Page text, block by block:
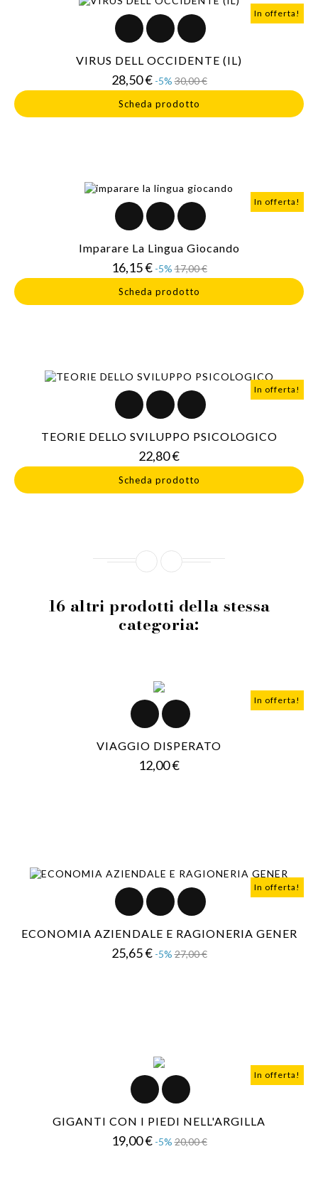
In offerta!
VIRUS DELL OCCIDENTE (IL)
28,50 € Prezzo
base
-5% 30,00 €Prezzo
Scheda prodotto
In offerta!
Imparare La Lingua Giocando
16,15 € Prezzo
base
-5% 17,00 €Prezzo
Scheda prodotto
In offerta!
TEORIE DELLO SVILUPPO PSICOLOGICO
22,80 €Prezzo
Scheda prodotto
16 altri prodotti della stessa
categoria:
In offerta!
VIAGGIO DISPERATO
12,00 €Prezzo
In offerta!
ECONOMIA AZIENDALE E RAGIONERIA GENER
25,65 € Prezzo
-5% 27,00 €Prezzo
In offerta!
GIGANTI CON I PIEDI NELL'ARGILLA
19,00 € Prezzo
-5% 20,00 €Prezzo